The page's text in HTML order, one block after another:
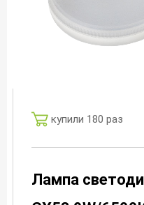
купили 180 раз
Лампа